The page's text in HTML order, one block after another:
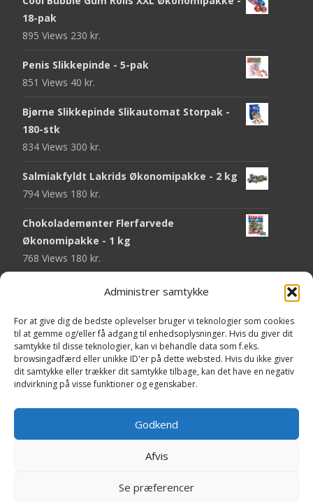
Administrer samtykke
For at give dig de bedste oplevelser bruger vi teknologier som cookies
til at gemme og/eller få adgang til enhedsoplysninger. Hvis du giver dit
samtykke til disse teknologier, kan vi behandle data som f.eks.
browsingadfærd eller unikke ID'er på dette websted. Hvis du ikke giver
dit samtykke eller trækker dit samtykke tilbage, kan det have en negativ
indvirkning på visse funktioner og egenskaber.
Godkend
Afvis
Se præferencer
18-pak
895 Views 230 kr.
Penis Slikkepinde - 5-pak
851 Views 40 kr.
Bjørne Slikkepinde Slikautomat Storpak -
180-stk
834 Views 300 kr.
Salmiakfyldt Lakrids Økonomipakke - 2 kg
794 Views 180 kr.
Chokolademønter Flerfarvede
Økonomipakke - 1 kg
768 Views 180 kr.
Malaco Stjerner Lakrids - 92 gram
Pringles Hot & Spicy - 165 gram
743 Views40 kr.
Fini Krudttønder Tyggegummi
, Themei-craftby TemplatesNext.